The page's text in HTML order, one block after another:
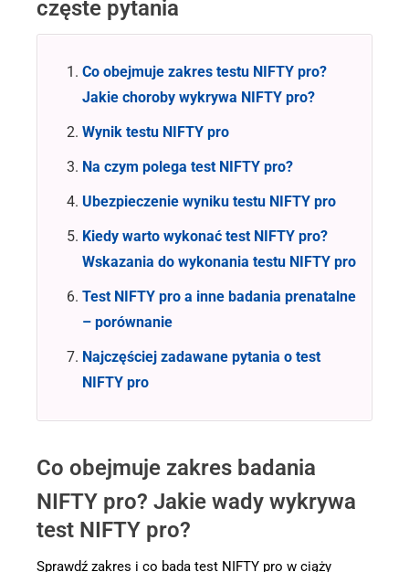
częste pytania
Co obejmuje zakres testu NIFTY pro?
Jakie choroby wykrywa NIFTY pro?
Wynik testu NIFTY pro
Na czym polega test NIFTY pro?
Ubezpieczenie wyniku testu NIFTY pro
Kiedy warto wykonać test NIFTY pro?
Wskazania do wykonania testu NIFTY pro
Test NIFTY pro a inne badania prenatalne
– porównanie
Najczęściej zadawane pytania o test
NIFTY pro
Co obejmuje zakres badania
NIFTY pro? Jakie wady wykrywa
test NIFTY pro?
Sprawdź zakres i co bada test NIFTY pro w ciąży